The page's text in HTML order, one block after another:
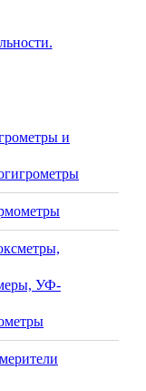
и
УФ-